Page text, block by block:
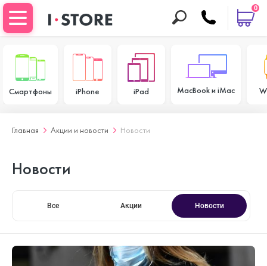
0
Смартфоны iPhone iPad MacBook и iMac
Главная Акции и новости Новости
Новости
Все Акции Новости